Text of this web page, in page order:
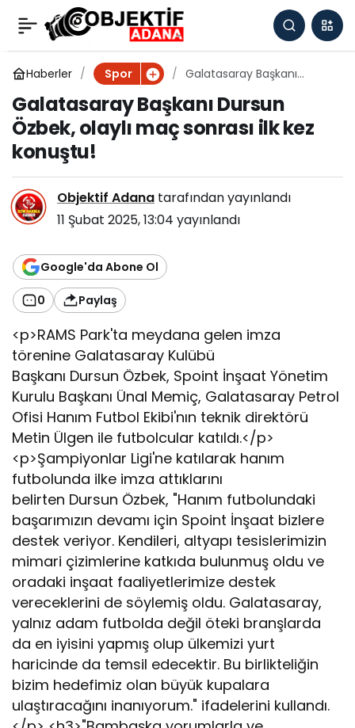
Haberler Spor
Galatasaray Başkanı
sonrası ilk kez konuştu!
Galatasaray Başkanı Dursun
Özbek, olaylı maç sonrası ilk kez
konuştu!
Objektif Adana tarafından yayınlandı
11 Şubat 2025, 13:04 yayınlandı
Google'da Abone Ol
0 Paylaş
<p>RAMS Park'ta meydana gelen imza
törenine Galatasaray Kulübü
Başkanı Dursun Özbek, Spoint İnşaat Yönetim
Kurulu Başkanı Ünal Memiç, Galatasaray Petrol
Ofisi Hanım Futbol Ekibi'nın teknik direktörü
Metin Ülgen ile futbolcular katıldı.</p>
<p>Şampiyonlar Ligi'ne katılarak hanım
futbolunda ilke imza attıklarını
belirten Dursun Özbek, "Hanım futbolundaki
başarımızın devamı için Spoint İnşaat bizlere
destek veriyor. Kendileri, altyapı tesislerimizin
mimari çizimlerine katkıda bulunmuş oldu ve
oradaki inşaat faaliyetlerimize destek
vereceklerini de söylemiş oldu. Galatasaray,
yalnız adam futbolda değil öteki branşlarda
da en iyisini yapmış olup ülkemizi yurt
haricinde da temsil edecektir. Bu birlikteliğin
bizim hedefimiz olan büyük kupalara
ulaştıracağını inanıyorum." ifadelerini kullandı.
Kayserispor
deplasmanda
kazanmak istiyor!
0 Paylaş